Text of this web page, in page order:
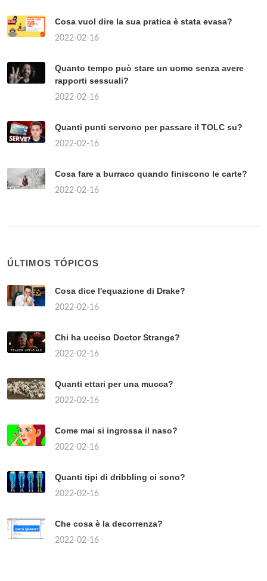
Cosa vuol dire la sua pratica è stata evasa?
2022-02-16
Quanto tempo può stare un uomo senza avere
rapporti sessuali?
2022-02-16
Quanti punti servono per passare il TOLC su?
2022-02-16
Cosa fare a burraco quando finiscono le carte?
2022-02-16
ÚLTIMOS TÓPICOS
Cosa dice l'equazione di Drake?
2022-02-16
Chi ha ucciso Doctor Strange?
2022-02-16
Quanti ettari per una mucca?
2022-02-16
Come mai si ingrossa il naso?
2022-02-16
Quanti tipi di dribbling ci sono?
2022-02-16
Che cosa è la decorrenza?
2022-02-16